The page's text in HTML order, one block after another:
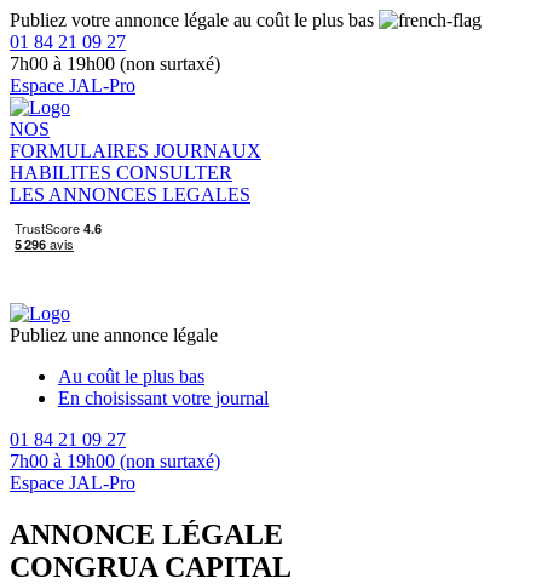
Publiez votre annonce légale au coût le plus bas
01 84 21 09 27
7h00 à 19h00 (non surtaxé)
Espace JAL-Pro
NOS
FORMULAIRES JOURNAUX
HABILITES CONSULTER
LES ANNONCES LEGALES
Publiez une annonce légale
Au coût le plus bas
En choisissant votre journal
01 84 21 09 27
7h00 à 19h00 (non surtaxé)
Espace JAL-Pro
ANNONCE LÉGALE
CONGRUA CAPITAL